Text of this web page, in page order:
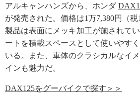
アルキャンハンズから、ホンダ
が発売された。価格は1万7,380円（
製品は表面にメッキ加工が施されて
ートを積載スペースとして使いやす
いる。また、車体のクラシカルなイ
インも魅力だ。
DAX125をグーバイクで探す＞＞